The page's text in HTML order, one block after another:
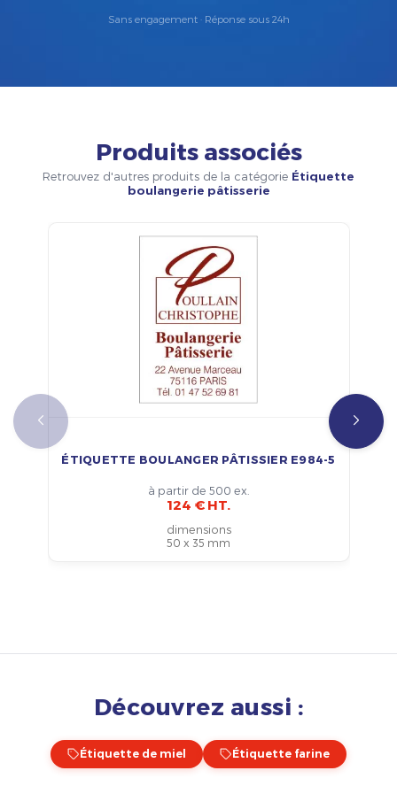
Sans engagement · Réponse sous 24h
Produits associés
Retrouvez d'autres produits de la catégorie Étiquette
boulangerie pâtisserie
ÉTIQUETTE BOULANGER PÂTISSIER E984-5
à partir de 500 ex.
124 € HT.
dimensions
50 x 35 mm
Découvrez aussi :
Étiquette de miel Étiquette farine